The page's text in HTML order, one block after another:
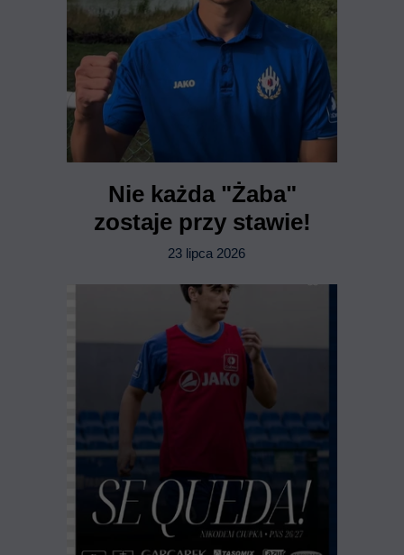
Nie każda "Żaba"
zostaje przy stawie!
23 lipca 2026